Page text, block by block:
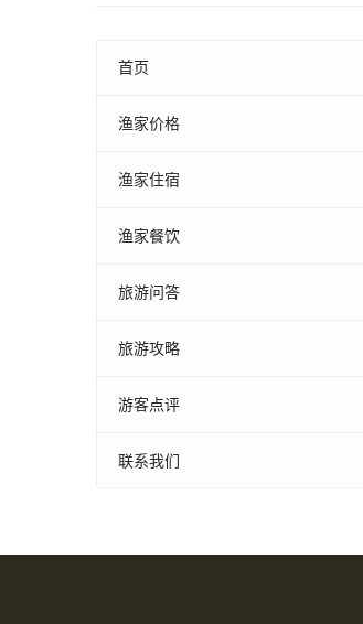
首页
渔家价格
渔家住宿
渔家餐饮
旅游问答
旅游攻略
游客点评
联系我们